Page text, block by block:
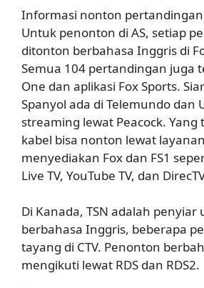
Informasi nonton
Untuk penonton di AS, setiap
ditonton berbahasa Inggris di
Semua 104 pertandingan juga
One dan aplikasi Fox Sports.
Spanyol ada di Telemundo dan
streaming lewat Peacock. Yang
kabel bisa nonton lewat
menyediakan Fox dan FS1
Live TV, YouTube TV, dan
Di Kanada, TSN adalah penyiar
berbahasa Inggris, beberapa
tayang di CTV. Penonton
mengikuti lewat RDS dan RDS2.